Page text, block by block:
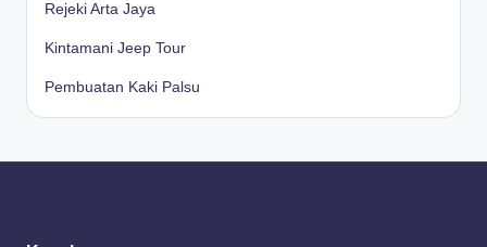
Rejeki Arta Jaya
Kintamani Jeep Tour
Pembuatan Kaki Palsu